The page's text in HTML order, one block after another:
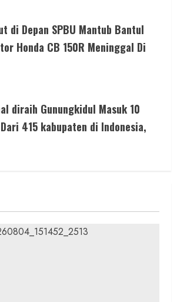
di Depan SPBU Mantub Bantul
Honda CB 150R Meninggal Di
diraih Gunungkidul Masuk 10
415 kabupaten di Indonesia,